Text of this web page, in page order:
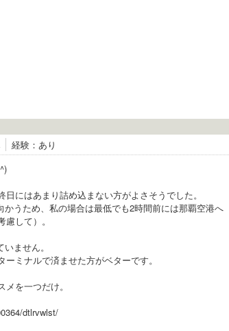
経験：あり
にはあまり詰め込まない方がよさそうでした。
うため、私の場合は最低でも2時間前には那覇空港へ
して）。
ません。
ミナルで済ませた方がベターです。
を一つだけ。
dtlrvwlst/